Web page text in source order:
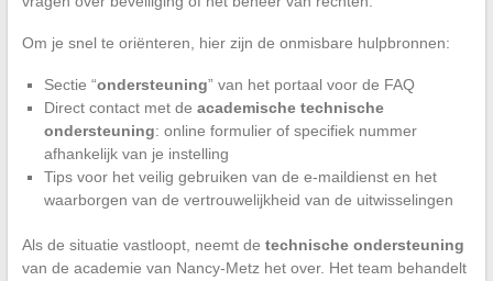
Om je snel te oriënteren, hier zijn de onmisbare hulpbronnen:
Sectie “ondersteuning” van het portaal voor de FAQ
Direct contact met de academische technische
ondersteuning: online formulier of specifiek nummer
afhankelijk van je instelling
Tips voor het veilig gebruiken van de e-maildienst en het
waarborgen van de vertrouwelijkheid van de uitwisselingen
Als de situatie vastloopt, neemt de technische ondersteuning
van de academie van Nancy-Metz het over. Het team behandelt